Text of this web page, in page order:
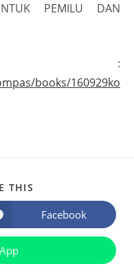
PEMILU DAN
:
books/160929ko
THIS
Facebook